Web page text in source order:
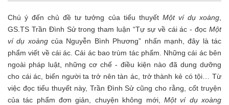
Chú ý đến chủ đề tư tưởng của tiểu thuyết Một ví dụ xoàng,
GS.TS Trần Đình Sử trong tham luận “Tự sự về cái ác - đọc Một
ví dụ xoàngcủa Nguyễn Bình Phương” nhấn mạnh, đây là tác
phẩm viết về cái ác. Cái ác bao trùm tác phẩm. Những cái ác bên
ngoài pháp luật, những cơ chế - điều kiện nào đã dung dưỡng
cho cái ác, biến người ta trở nên tàn ác, trở thành kẻ có tội… Từ
việc đọc tiểu thuyết này, Trần Đình Sử cũng cho rằng, cốt truyện
của tác phẩm đơn giản, chuyện không mới, Một ví dụ xoàng